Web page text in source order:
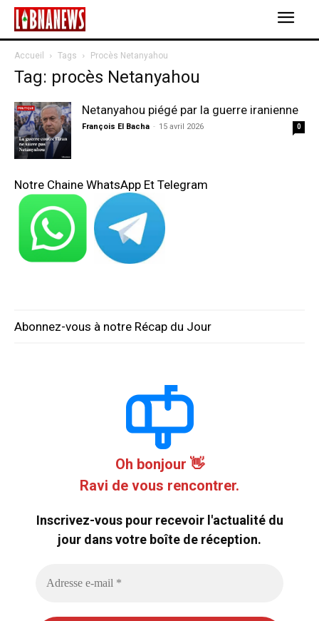
Accueil Tags Procès Netanyahou
Tag: procès Netanyahou
Netanyahou piégé par la guerre iranienne
François El Bacha - 15 avril 2026 0
Notre Chaine WhatsApp Et Telegram
Abonnez-vous à notre Récap du Jour
Oh bonjour 👋
Ravi de vous rencontrer.
Inscrivez-vous pour recevoir l'actualité du
jour dans votre boîte de réception.